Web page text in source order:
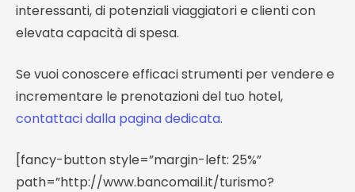
interessanti, di potenziali viaggiatori e clienti con
elevata capacità di spesa.
Se vuoi conoscere efficaci strumenti per vendere e
incrementare le prenotazioni del tuo hotel,
contattaci dalla pagina dedicata.
[fancy-button style=”margin-left: 25%”
path=”http://www.bancomail.it/turismo?